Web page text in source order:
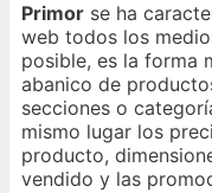
Primor se ha
web todos los
posible, es la forma
abanico de
secciones o
mismo lugar los
producto,
vendido y las